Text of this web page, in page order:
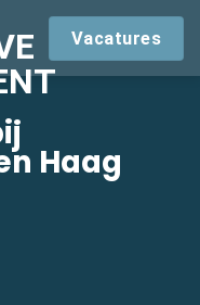
Vacatures
Haag